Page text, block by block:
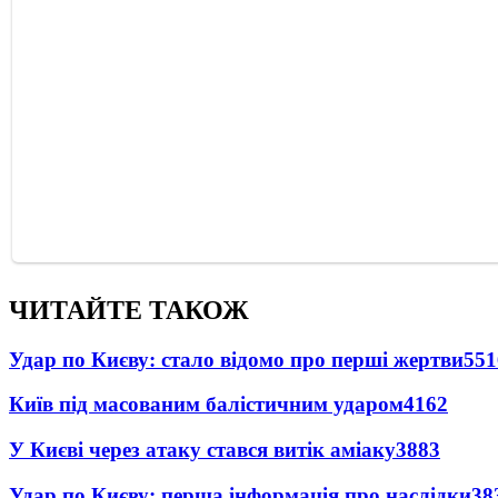
ЧИТАЙТЕ ТАКОЖ
Удар по Києву: стало відомо про перші жертви
Київ під масованим балістичним ударом4162
У Києві через атаку стався витік аміаку3883